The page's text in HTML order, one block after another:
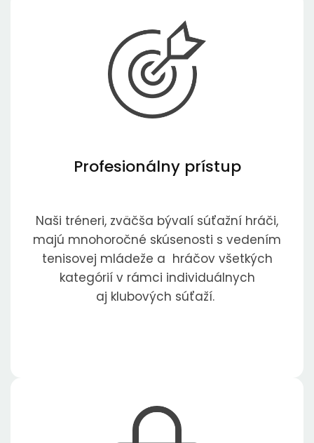
Profesionálny prístup
Naši tréneri, zväčša bývalí súťažní hráči,
majú mnohoročné skúsenosti s vedením
tenisovej mládeže a hráčov všetkých
kategórií v rámci individuálnych
aj klubových súťaží.